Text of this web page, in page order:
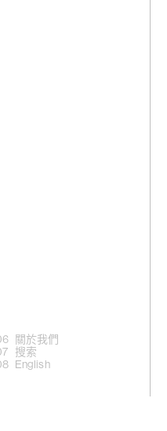
關於我們
搜索
English